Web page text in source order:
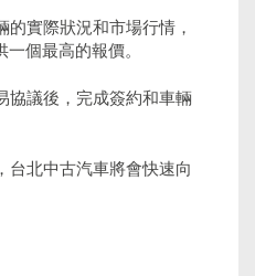
實際狀況和市場行情，
個最高的報價。
協議後，完成簽約和車輛
台北中古汽車將會快速向